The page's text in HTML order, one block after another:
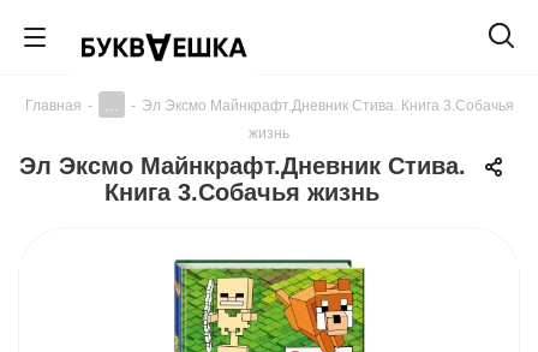
Главная - - Эл Эксмо Майнкрафт.Дневник Стива. Книга 3.Собачья
жизнь
Эл Эксмо Майнкрафт.Дневник Стива.
Книга 3.Собачья жизнь